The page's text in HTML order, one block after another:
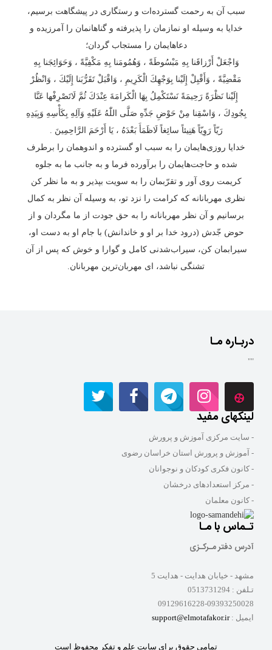
سبب آن به رحمت گسترده‌ات و رستگاری در پیشگاهت برسیم،
خدایا به وسیله او نمازمان را پذیرفته و گناهانمان را آمرزیده و
دعاهایمان را مستجاب گردان؛
وَاجْعَلْ أَرْزاقَنا بِهِ مَبْسُوطَةً ، وَهُمُومَنا بِهِ مَكْفِيَّةً ، وَحَوَائِجَنا بِهِ
مَقْضِيَّةً ، وَأَقْبِلْ إِلَيْنا بِوَجْهِكَ الْكَرِيمِ ، وَاقْبَلْ تَقَرُّبَنا إِلَيْكَ ، وَانْظُرْ
إِلَيْنا نَظْرَةً رَحِيمَةً نَسْتَكْمِلُ بِهَا الْكَرامَةَ عِنْدَكَ ثُمَّ لَاتَصْرِفْها عَنَّا
بِجُودِكَ ، وَاسْقِنا مِنْ حَوْضِ جَدِّهِ صَلَّى اللّٰهُ عَلَيْهِ وَآلِهِ بِكَأْسِهِ وَبِيَدِهِ
رَيّاً رَوِيّاً هَنِيئاً سائِغاً لَاظَمَأَ بَعْدَهُ ، يَا أَرْحَمَ الرَّاحِمِينَ .
خدایا روزی‌هایمان را به سبب او گسترده و اندوهمان را برطرف
شده و حاجت‌هایمان را برآورده فرما و به جانب ما به جلوه
کریمت روی آور و تقرّبمان را به سویت بپذیر و به ما نظر کن
نظری مهربانانه که کرامت را نزد تو، به وسیله آن نظر به کمال
برسانیم و آن نظر مهربانانه را به حق جودت از ما مگردان و از
حوض جّدش (درود خدا بر او و خاندانش) با جام او به دست او،
سیرابمان کن، سیراب‌شدنی کامل و گوارا و خوش که پس از آن
تشنگی نباشد، ای مهربان‌ترین مهربانان.
دربـاره مـا
""
لینکهای مفید
- سایت مرکزی آموزش و پرورش
- آموزش و پرورش استان خراسان رضوی
- کانون فکری کودکان و نوجوانان
- مرکز استعدادهای درخشان
- کانون معلمان
تـماس با مـا
آدرس دفتر مـرکـزی
مشهد - خیابان هدایت - هدایت 5
تـلفن : 0513731294
09129616228-09393250028
ایمیل :support@elmotafakor.ir
تمامی حقوق برای سایت علم و تفکر محفوظ است